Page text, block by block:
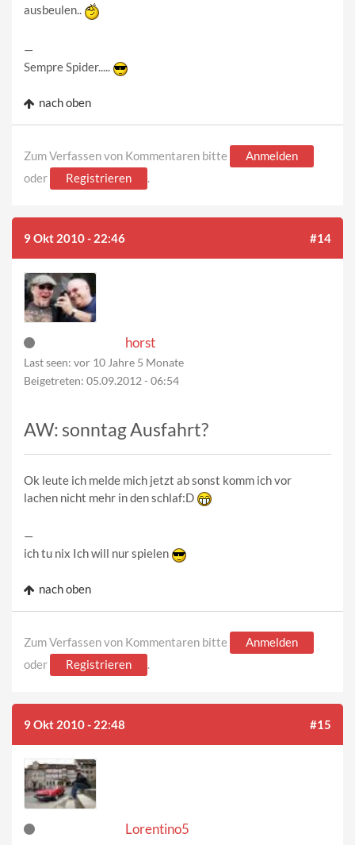
ausbeulen..
—
Sempre Spider.....
nach oben
Zum Verfassen von Kommentaren bitte
Anmelden
oder
Registrieren .
9 Okt 2010 - 22:46 #14
horst
Last seen: vor 10 Jahre 5 Monate
Beigetreten: 05.09.2012 - 06:54
AW: sonntag Ausfahrt?
Ok leute ich melde mich jetzt ab sonst komm ich vor
lachen nicht mehr in den schlaf:D
—
ich tu nix Ich will nur spielen
nach oben
Zum Verfassen von Kommentaren bitte
Anmelden
oder
Registrieren .
9 Okt 2010 - 22:48 #15
Lorentino5